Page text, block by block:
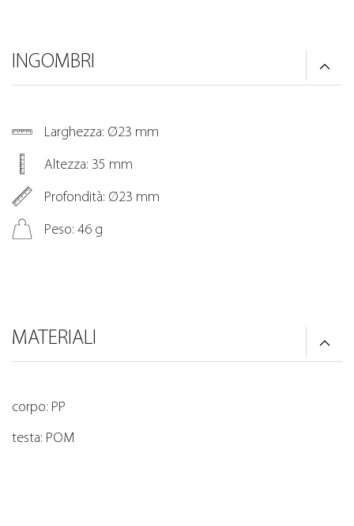
INGOMBRI
Larghezza: Ø23 mm
Altezza: 35 mm
Profondità: Ø23 mm
Peso: 46 g
MATERIALI
corpo: PP
testa: POM